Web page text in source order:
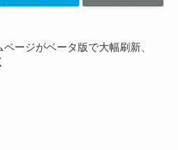
ージがベータ版で大幅刷新、